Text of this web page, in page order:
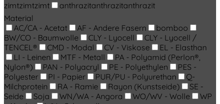
zimtzimtzimt anthrazitanthrazitanthrazit
Material
AC/CA - Acetat
AF - Andere Fasern
bomboo
BW/CO - Baumwolle
CLY - Lyocell
CLY - Lyocell /
TENCEL®
CMD - Modal CV - Viskose
EL - Elasthan
LI - Leinen
MTF - Metall
PA - Polyamid (Perlon®,
Nylon®)
PAN - Polyacryl PE - Polyethylen
PES -
Polyester
PI - Papier PUR/PU - Polyurethan
Q-
Milchprotein
RA - Ramie Rayon (Kunstseide)
SE -
Seide
Soja WN/WA - Angora WO/WV - Wolle
WP